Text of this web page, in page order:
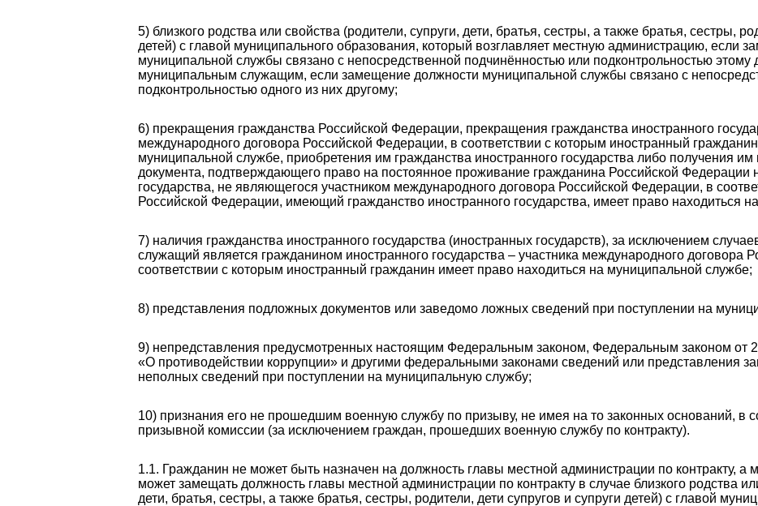
5) близкого родства или свойства (родители, супруги, дети, братья, сестры, а также братья, сестры,
детей) с главой муниципального образования, который возглавляет местную администрацию, если
муниципальной службы связано с непосредственной подчинённостью или подконтрольностью этому
муниципальным служащим, если замещение должности муниципальной службы связано с
подконтрольностью одного из них другому;
6) прекращения гражданства Российской Федерации, прекращения гражданства иностранного
международного договора Российской Федерации, в соответствии с которым иностранный
муниципальной службе, приобретения им гражданства иностранного государства либо получения
документа, подтверждающего право на постоянное проживание гражданина Российской Федерации
государства, не являющегося участником международного договора Российской Федерации, в
Российской Федерации, имеющий гражданство иностранного государства, имеет право находиться
7) наличия гражданства иностранного государства (иностранных государств), за исключением
служащий является гражданином иностранного государства – участника международного договора
соответствии с которым иностранный гражданин имеет право находиться на муниципальной службе;
8) представления подложных документов или заведомо ложных сведений при поступлении на
9) непредставления предусмотренных настоящим Федеральным законом, Федеральным законом от
«О противодействии коррупции» и другими федеральными законами сведений или представления
неполных сведений при поступлении на муниципальную службу;
10) признания его не прошедшим военную службу по призыву, не имея на то законных оснований, в
призывной комиссии (за исключением граждан, прошедших военную службу по контракту).
1.1. Гражданин не может быть назначен на должность главы местной администрации по контракту,
может замещать должность главы местной администрации по контракту в случае близкого родства
дети, братья, сестры, а также братья, сестры, родители, дети супругов и супруги детей) с главой